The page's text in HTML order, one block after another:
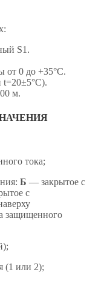
S1.
от 0 до +35°С.
t=20±5°С).
м.
тока;
Б — закрытое с
с
защищенного
(1 или 2);